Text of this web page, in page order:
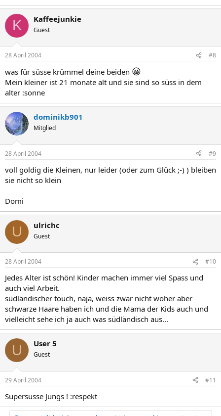
K Kaffeejunkie
Guest
28 April 2004 #8
was für süsse krümmel deine beiden 😀
Mein kleiner ist 21 monate alt und sie sind so süss in dem
alter :sonne
dominikb901
Mitglied
28 April 2004 #9
voll goldig die Kleinen, nur leider (oder zum Glück ;-) ) bleiben
sie nicht so klein
Domi
U ulrichc
Guest
28 April 2004 #10
Jedes Alter ist schön! Kinder machen immer viel Spass und
auch viel Arbeit.
südländischer touch, naja, weiss zwar nicht woher aber
schwarze Haare haben ich und die Mama der Kids auch und
vielleicht sehe ich ja auch was südländisch aus...
U User 5
Guest
29 April 2004 #11
Supersüsse Jungs ! :respekt